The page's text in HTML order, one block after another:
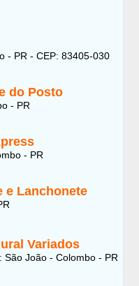
- PR - CEP: 83405-030
do Posto
- PR
- PR
e Lanchonete
Variados
São João - Colombo - PR